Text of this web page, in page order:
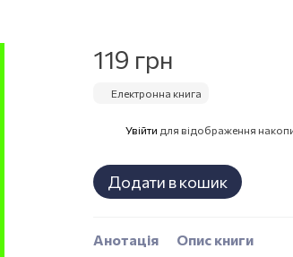
119 грн
Електронна книга
Увійти для відображення
Додати в кошик
Анотація
Опис книги